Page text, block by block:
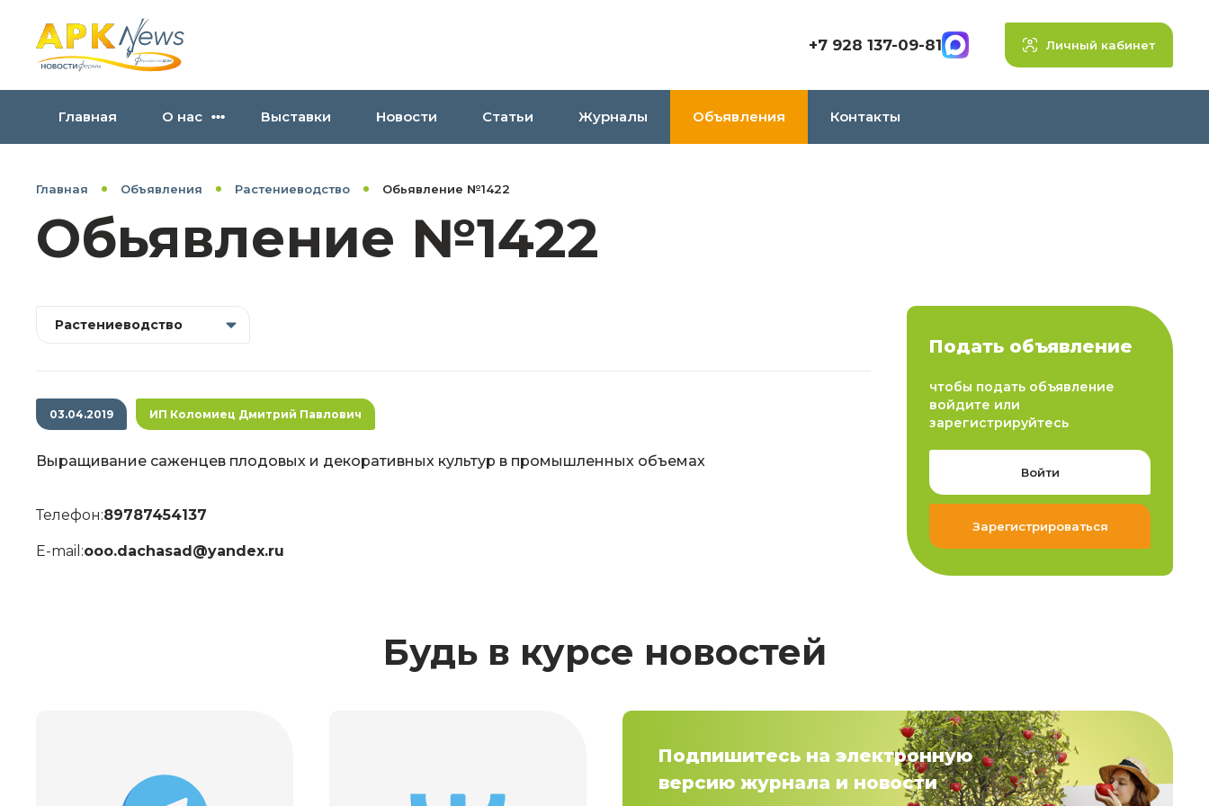
+7 928 137-09-81 Личный кабинет
Главная О нас Выставки Новости Статьи Журналы Объявления Контакты
Главная Объявления Растениеводство Обьявление №1422
Обьявление №1422
Подать объявление
чтобы подать объявление
войдите или
зарегистрируйтесь
Войти
Зарегистрироваться
Растениеводство
03.04.2019 ИП Коломиец Дмитрий Павлович
Выращивание саженцев плодовых и декоративных культур в промышленных объемах
Телефон:89787454137
E-mail:ooo.dachasad@yandex.ru
Будь в курсе новостей
Подпишитесь на электронную
версию журнала и новости